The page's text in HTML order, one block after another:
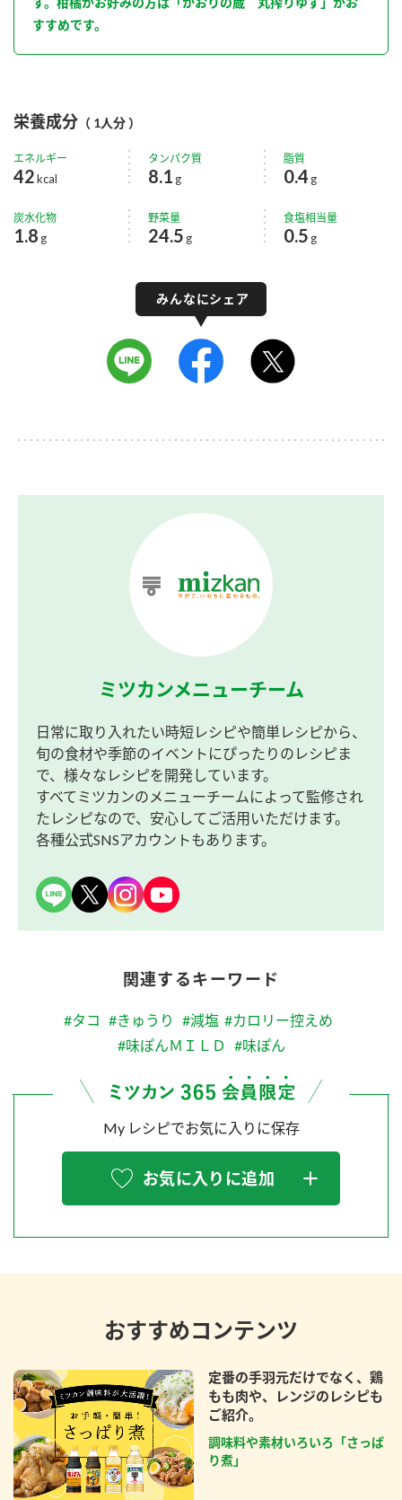
すすめです。
栄養成分 （ 1人分 ）
エネルギー
42kcal
タンパク質
8.1 g
脂質
0.4 g
炭水化物
1.8 g
野菜量
24.5 g
食塩相当量
0.5 g
ミツカンメニューチーム
日常に取り入れたい時短レシピや簡単レシピから、
旬の食材や季節のイベントにぴったりのレシピま
で、様々なレシピを開発しています。
すべてミツカンのメニューチームによって監修され
たレシピなので、安心してご活用いただけます。
各種公式SNSアカウントもあります。
関連するキーワード
#タコ #きゅうり #減塩 #カロリー控えめ
#味ぽんＭＩＬＤ
#味ぽん
My レシピでお気に入りに保存
お気に入りに追加
おすすめコンテンツ
定番の手羽元だけでなく、鶏
もも肉や、レンジのレシピも
ご紹介。
調味料や素材いろいろ「さっぱ
り煮」